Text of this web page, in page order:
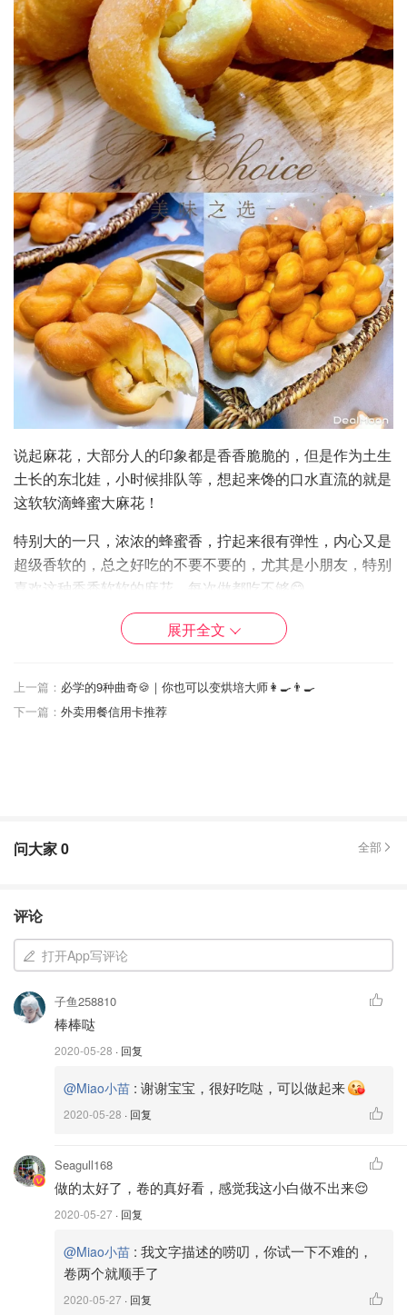
说起麻花，大部分人的印象都是香香脆脆的，但是作为土生
土长的东北娃，小时候排队等，想起来馋的口水直流的就是
这软软滴蜂蜜大麻花！
特别大的一只，浓浓的蜂蜜香，拧起来很有弹性，内心又是
超级香软的，总之好吃的不要不要的，尤其是小朋友，特别
喜欢这种香香软软的麻花，每次做都吃不够😋
这个配方经过了多次调整，用蜂蜜取代了糖，用牛奶代替了
水，出来的效果特别赞！
🍯麻花配方
因为下面附了好多编麻花的细节图，怕思维混乱，先上个整
1⃣️ 将配方里的所有混合好后揉面团，发酵
2⃣️ 大麻花整起来
蜂蜜奶香爆满的大麻花出锅啦，更详细的步骤⬇️
展开全文
上一篇： 必学的9种曲奇🍪｜你也可以变烘培大师👩‍🍳👨‍🍳
下一篇： 外卖用餐信用卡推荐
问大家0 全部
评论
打开App写评论
子鱼258810
棒棒哒
2020-05-28 · 回复
@Miao小苗 : 谢谢宝宝，很好吃哒，可以做起来
2020-05-28 · 回复
Seagull168
做的太好了，卷的真好看，感觉我这小白做不出来😌
2020-05-27 · 回复
@Miao小苗 : 我文字描述的唠叨，你试一下不难的，
卷两个就顺手了
2020-05-27 · 回复